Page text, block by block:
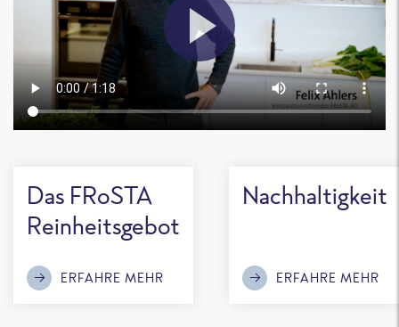
Das FRoSTA
Reinheitsgebot
ERFAHRE MEHR
Nachhaltigkeit
ERFAHRE MEHR